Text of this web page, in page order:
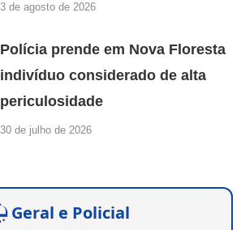
3 de agosto de 2026
Polícia prende em Nova Floresta
indivíduo considerado de alta
periculosidade
30 de julho de 2026
Geral e Policial